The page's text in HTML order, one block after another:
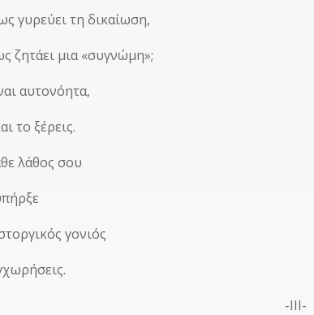
γυρεύει τη δικαίωση,
ζητάει μια «συγνώμη»;
αυτονόητα,
το ξέρεις.
λάθος σου
γονιός
-ΙΙΙ-